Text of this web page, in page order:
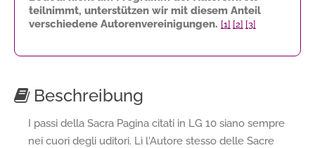
teilnimmt, unterstützen wir mit diesem Anteil
verschiedene Autorenvereinigungen. [1] [2] [3]
Beschreibung
I passi della Sacra Pagina citati in LG 10 siano sempre
nei cuori degli uditori. Lì l'Autore stesso delle Sacre